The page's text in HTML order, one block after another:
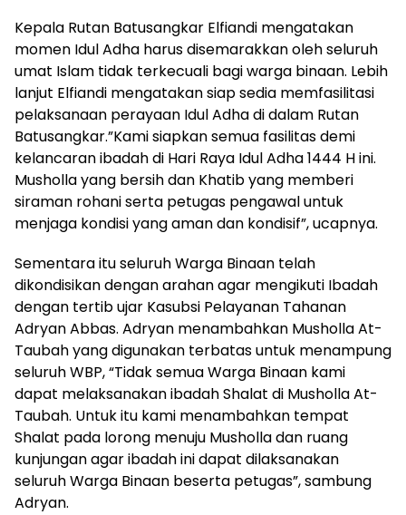
Kepala Rutan Batusangkar Elfiandi mengatakan
momen Idul Adha harus disemarakkan oleh seluruh
umat Islam tidak terkecuali bagi warga binaan. Lebih
lanjut Elfiandi mengatakan siap sedia memfasilitasi
pelaksanaan perayaan Idul Adha di dalam Rutan
Batusangkar.”Kami siapkan semua fasilitas demi
kelancaran ibadah di Hari Raya Idul Adha 1444 H ini.
Musholla yang bersih dan Khatib yang memberi
siraman rohani serta petugas pengawal untuk
menjaga kondisi yang aman dan kondisif”, ucapnya.
Sementara itu seluruh Warga Binaan telah
dikondisikan dengan arahan agar mengikuti Ibadah
dengan tertib ujar Kasubsi Pelayanan Tahanan
Adryan Abbas. Adryan menambahkan Musholla At-
Taubah yang digunakan terbatas untuk menampung
seluruh WBP, “Tidak semua Warga Binaan kami
dapat melaksanakan ibadah Shalat di Musholla At-
Taubah. Untuk itu kami menambahkan tempat
Shalat pada lorong menuju Musholla dan ruang
kunjungan agar ibadah ini dapat dilaksanakan
seluruh Warga Binaan beserta petugas”, sambung
Adryan.